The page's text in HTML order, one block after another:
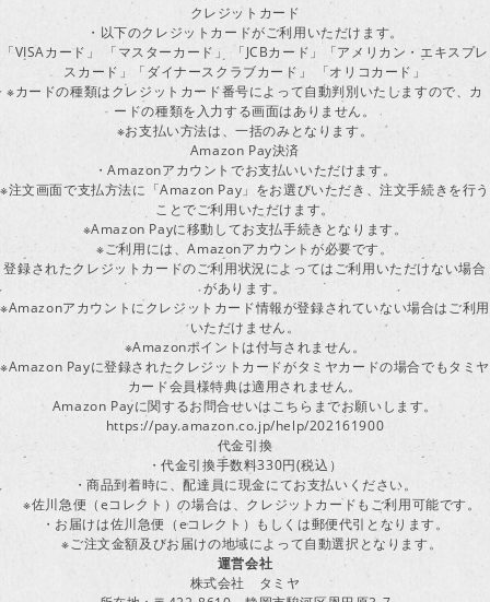
クレジットカード
・以下のクレジットカードがご利用いただけます。
「VISAカード」 「マスターカード」 「JCBカード」「アメリカン・エキスプレ
スカード」「ダイナースクラブカード」 「オリコカード」
※カードの種類はクレジットカード番号によって自動判別いたしますので、カ
ードの種類を入力する画面はありません。
※お支払い方法は、一括のみとなります。
Amazon Pay決済
・Amazonアカウントでお支払いいただけます。
※注文画面で支払方法に「Amazon Pay」をお選びいただき、注文手続きを行う
ことでご利用いただけます。
※Amazon Payに移動してお支払手続きとなります。
※ご利用には、Amazonアカウントが必要です。
登録されたクレジットカードのご利用状況によってはご利用いただけない場合
があります。
※Amazonアカウントにクレジットカード情報が登録されていない場合はご利用
いただけません。
※Amazonポイントは付与されません。
※Amazon Payに登録されたクレジットカードがタミヤカードの場合でもタミヤ
カード会員様特典は適用されません。
Amazon Payに関するお問合せいはこちらまでお願いします。
https://pay.amazon.co.jp/help/202161900
代金引換
・代金引換手数料330円(税込）
・商品到着時に、配達員に現金にてお支払いください。
※佐川急便（eコレクト）の場合は、クレジットカードもご利用可能です。
・お届けは佐川急便（eコレクト）もしくは郵便代引となります。
※ご注文金額及びお届けの地域によって自動選択となります。
運営会社
株式会社 タミヤ